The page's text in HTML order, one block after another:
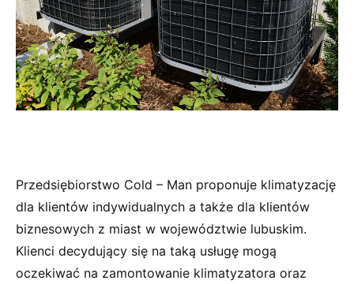
Przedsiębiorstwo Cold – Man proponuje klimatyzację
dla klientów indywidualnych a także dla klientów
biznesowych z miast w województwie lubuskim.
Klienci decydujący się na taką usługę mogą
oczekiwać na zamontowanie klimatyzatora oraz